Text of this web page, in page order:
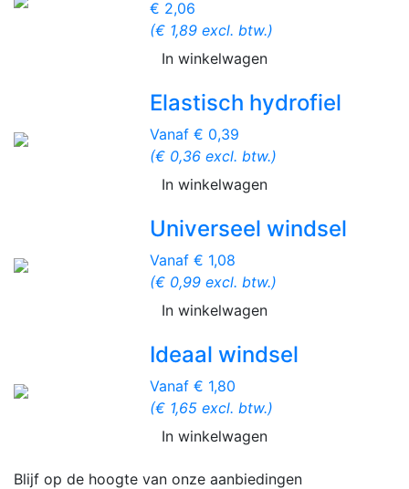
€ 2,06
(€ 1,89 excl. btw.)
In winkelwagen
Elastisch hydrofiel
Vanaf € 0,39
(€ 0,36 excl. btw.)
In winkelwagen
Universeel windsel
Vanaf € 1,08
(€ 0,99 excl. btw.)
In winkelwagen
Ideaal windsel
Vanaf € 1,80
(€ 1,65 excl. btw.)
In winkelwagen
Blijf op de hoogte van onze aanbiedingen